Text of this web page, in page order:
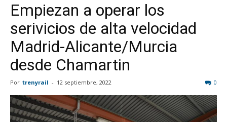
Empiezan a operar los
serivicios de alta velocidad
Madrid-Alicante/Murcia
desde Chamartin
Por trenyrail - 12 septiembre, 2022 0